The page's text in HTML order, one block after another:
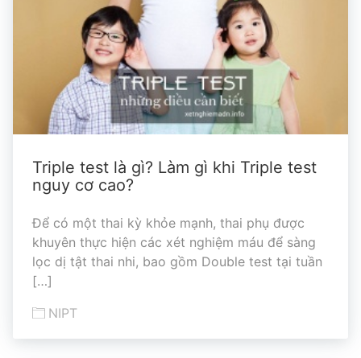
Triple test là gì? Làm gì khi Triple test
nguy cơ cao?
Để có một thai kỳ khỏe mạnh, thai phụ được
khuyên thực hiện các xét nghiệm máu để sàng
lọc dị tật thai nhi, bao gồm Double test tại tuần
[…]
NIPT